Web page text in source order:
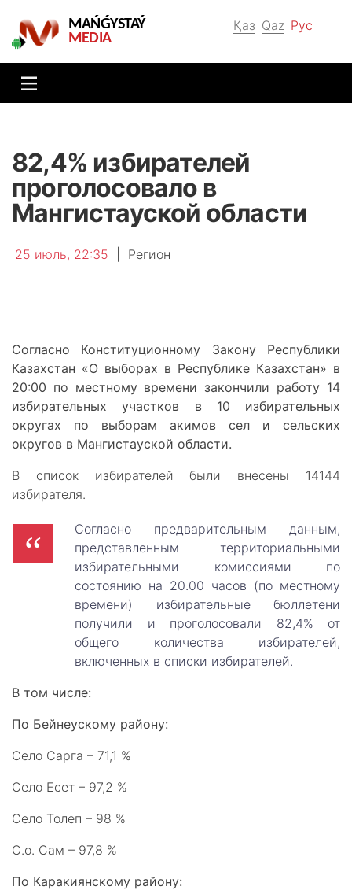
Қаз Qaz Рус
MAŃǴYSTAÝ
MEDIA
82,4% избирателей
проголосовало в
Мангистауской области
25 июль, 22:35 Регион
Согласно Конституционному Закону Республики
Казахстан «О выборах в Республике Казахстан» в
20:00 по местному времени закончили работу 14
избирательных участков в 10 избирательных
округах по выборам акимов сел и сельских
округов в Мангистауской области.
В список избирателей были внесены 14144
избирателя.
Согласно предварительным данным,
представленным территориальными
избирательными комиссиями по
состоянию на 20.00 часов (по местному
времени) избирательные бюллетени
получили и проголосовали 82,4% от
общего количества избирателей,
включенных в списки избирателей.
В том числе:
По Бейнеускому району:
Село Сарга – 71,1 %
Село Есет – 97,2 %
Село Толеп – 98 %
С.о. Сам – 97,8 %
По Каракиянскому району: